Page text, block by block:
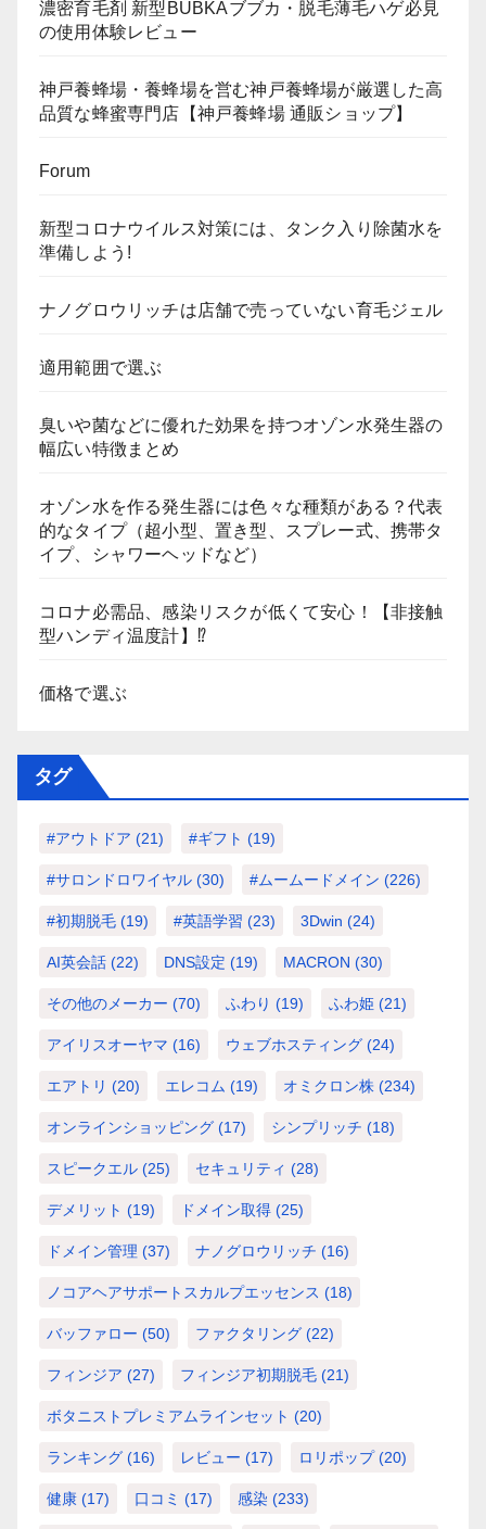
濃密育毛剤 新型BUBKAブブカ・脱毛薄毛ハゲ必見
の使用体験レビュー
神戸養蜂場・養蜂場を営む神戸養蜂場が厳選した高
品質な蜂蜜専門店【神戸養蜂場 通販ショップ】
Forum
新型コロナウイルス対策には、タンク入り除菌水を
準備しよう!
ナノグロウリッチは店舗で売っていない育毛ジェル
適用範囲で選ぶ
臭いや菌などに優れた効果を持つオゾン水発生器の
幅広い特徴まとめ
オゾン水を作る発生器には色々な種類がある？代表
的なタイプ（超小型、置き型、スプレー式、携帯タ
イプ、シャワーヘッドなど）
コロナ必需品、感染リスクが低くて安心！【非接触
型ハンディ温度計】⁉
価格で選ぶ
タグ
#アウトドア (21) #ギフト (19)
#サロンドロワイヤル (30) #ムームードメイン (226)
#初期脱毛 (19) #英語学習 (23) 3Dwin (24)
AI英会話 (22) DNS設定 (19) MACRON (30)
その他のメーカー (70) ふわり (19) ふわ姫 (21)
アイリスオーヤマ (16) ウェブホスティング (24)
エアトリ (20) エレコム (19) オミクロン株 (234)
オンラインショッピング (17) シンプリッチ (18)
スピークエル (25) セキュリティ (28)
デメリット (19) ドメイン取得 (25)
ドメイン管理 (37) ナノグロウリッチ (16)
ノコアヘアサポートスカルプエッセンス (18)
バッファロー (50) ファクタリング (22)
フィンジア (27) フィンジア初期脱毛 (21)
ボタニストプレミアムラインセット (20)
ランキング (16) レビュー (17) ロリポップ(20)
健康 (17) 口コミ (17) 感染 (233)